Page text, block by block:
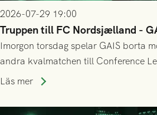
2026-07-29 19:00
Truppen till FC Nordsjælland -
Imorgon torsdag spelar GAIS borta
andra kvalmatchen till Conference
Park! Fredrik Holmberg och
Läs mer